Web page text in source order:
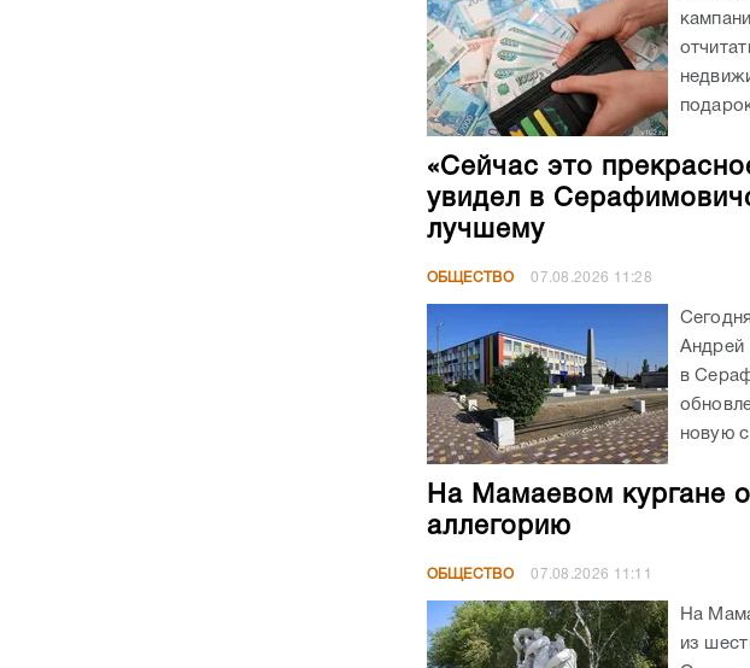
«Сейчас это
увидел в
лучшему
ОБЩЕСТВО 07.08.2026 11:28
Андрей
в
новую
На Мамаевом кургане
аллегорию
ОБЩЕСТВО 07.08.2026 11:11
На
из